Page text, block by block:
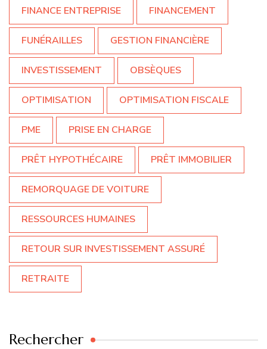
FINANCE ENTREPRISE FINANCEMENT
FUNÉRAILLES GESTION FINANCIÈRE
INVESTISSEMENT OBSÈQUES
OPTIMISATION OPTIMISATION FISCALE
PME PRISE EN CHARGE
PRÊT HYPOTHÉCAIRE PRÊT IMMOBILIER
REMORQUAGE DE VOITURE
RESSOURCES HUMAINES
RETOUR SUR INVESTISSEMENT ASSURÉ
RETRAITE
Rechercher